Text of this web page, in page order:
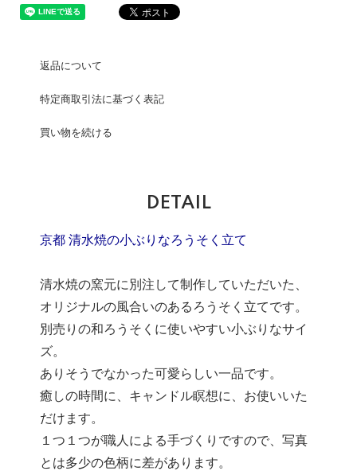
返品について
特定商取引法に基づく表記
買い物を続ける
DETAIL
京都 清水焼の小ぶりなろうそく立て
清水焼の窯元に別注して制作していただいた、
オリジナルの風合いのあるろうそく立てです。
別売りの和ろうそくに使いやすい小ぶりなサイ
ズ。
ありそうでなかった可愛らしい一品です。
癒しの時間に、キャンドル瞑想に、お使いいた
だけます。
１つ１つが職人による手づくりですので、写真
とは多少の色柄に差があります。